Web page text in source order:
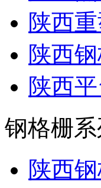
陕西
陕西
陕西
钢格栅系
陕西